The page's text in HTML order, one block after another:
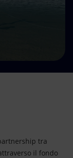
tra
il fondo